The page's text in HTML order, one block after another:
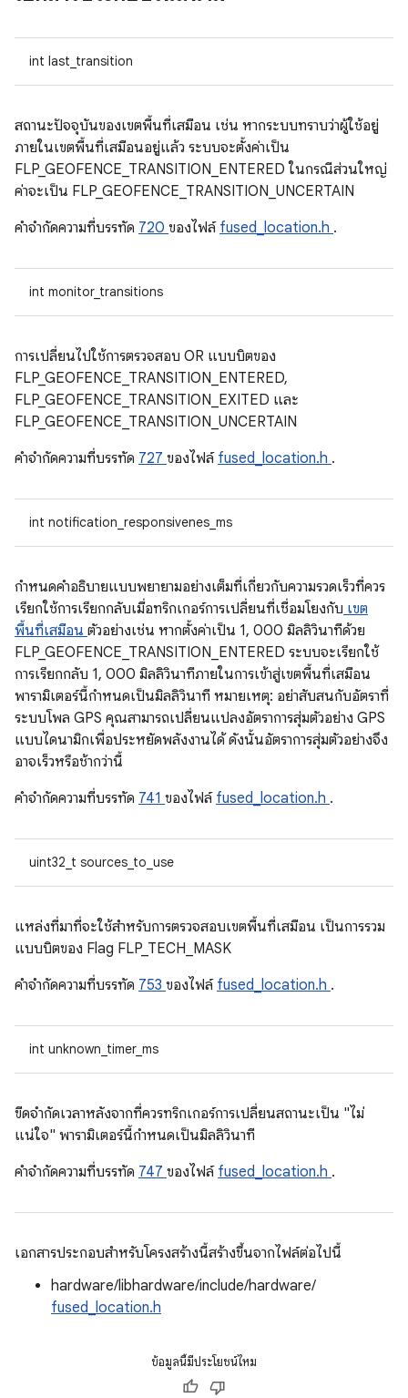
int last_transition
สถานะปัจจุบันของเขตพื้นที่เสมือน เช่น หากระบบทราบว่าผู้ใช้อยู่
ภายในเขตพื้นที่เสมือนอยู่แล้ว ระบบจะตั้งค่าเป็น
FLP_GEOFENCE_TRANSITION_ENTERED ในกรณีส่วนใหญ่
ค่าจะเป็น FLP_GEOFENCE_TRANSITION_UNCERTAIN
คําจํากัดความที่บรรทัด 720 ของไฟล์ fused_location.h .
int monitor_transitions
การเปลี่ยนไปใช้การตรวจสอบ OR แบบบิตของ
FLP_GEOFENCE_TRANSITION_ENTERED,
FLP_GEOFENCE_TRANSITION_EXITED และ
FLP_GEOFENCE_TRANSITION_UNCERTAIN
คําจํากัดความที่บรรทัด 727 ของไฟล์ fused_location.h .
int notification_responsivenes_ms
กําหนดคําอธิบายแบบพยายามอย่างเต็มที่เกี่ยวกับความรวดเร็วที่ควร
เรียกใช้การเรียกกลับเมื่อทริกเกอร์การเปลี่ยนที่เชื่อมโยงกับ เขต
พื้นที่เสมือน ตัวอย่างเช่น หากตั้งค่าเป็น 1, 000 มิลลิวินาทีด้วย
FLP_GEOFENCE_TRANSITION_ENTERED ระบบจะเรียกใช้
การเรียกกลับ 1, 000 มิลลิวินาทีภายในการเข้าสู่เขตพื้นที่เสมือน
พารามิเตอร์นี้กำหนดเป็นมิลลิวินาที หมายเหตุ: อย่าสับสนกับอัตราที่
ระบบโพล GPS คุณสามารถเปลี่ยนแปลงอัตราการสุ่มตัวอย่าง GPS
แบบไดนามิกเพื่อประหยัดพลังงานได้ ดังนั้นอัตราการสุ่มตัวอย่างจึง
อาจเร็วหรือช้ากว่านี้
คําจํากัดความที่บรรทัด 741 ของไฟล์ fused_location.h .
uint32_t sources_to_use
แหล่งที่มาที่จะใช้สำหรับการตรวจสอบเขตพื้นที่เสมือน เป็นการรวม
แบบบิตของ Flag FLP_TECH_MASK
คําจํากัดความที่บรรทัด 753 ของไฟล์ fused_location.h .
int unknown_timer_ms
ขีดจํากัดเวลาหลังจากที่ควรทริกเกอร์การเปลี่ยนสถานะเป็น "ไม่
แน่ใจ" พารามิเตอร์นี้กำหนดเป็นมิลลิวินาที
คําจํากัดความที่บรรทัด 747 ของไฟล์ fused_location.h .
เอกสารประกอบสำหรับโครงสร้างนี้สร้างขึ้นจากไฟล์ต่อไปนี้
hardware/libhardware/include/hardware/
fused_location.h
ข้อมูลนี้มีประโยชน์ไหม